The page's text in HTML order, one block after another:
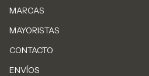
MARCAS
MAYORISTAS
CONTACTO
ENVÍOS